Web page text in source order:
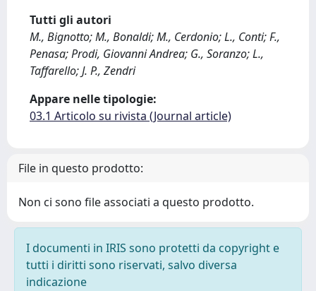
Tutti gli autori
M., Bignotto; M., Bonaldi; M., Cerdonio; L., Conti; F.,
Penasa; Prodi, Giovanni Andrea; G., Soranzo; L.,
Taffarello; J. P., Zendri
Appare nelle tipologie:
03.1 Articolo su rivista (Journal article)
File in questo prodotto:
Non ci sono file associati a questo prodotto.
I documenti in IRIS sono protetti da copyright e
tutti i diritti sono riservati, salvo diversa
indicazione